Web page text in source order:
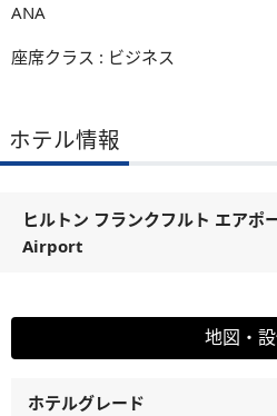
ANA
座席クラス : ビジネス
ホテル情報
ヒルトン フランクフルト エアポ
Airport
地図・
ホテルグレード